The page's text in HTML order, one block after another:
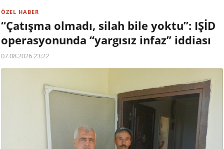
ÖZEL HABER
“Çatışma olmadı, silah bile yoktu”: IŞİD
operasyonunda “yargısız infaz” iddiası
07.08.2026 23:22